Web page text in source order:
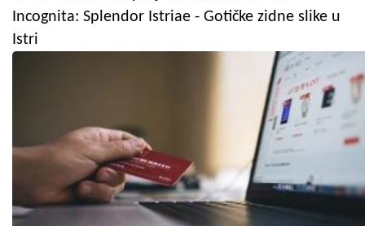
Incognita: Splendor Istriae - Gotičke zidne slike u
Istri